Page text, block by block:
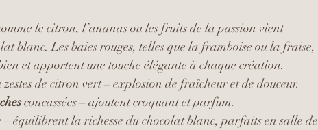
le citron, l’ananas ou les fruits de la passion vient
blanc. Les baies rouges, telles que la framboise ou la fraise,
et apportent une touche élégante à chaque création.
de citron vert – explosion de fraîcheur et de douceur.
concassées – ajoutent croquant et parfum.
– équilibrent la richesse du chocolat blanc, parfaits en salle de